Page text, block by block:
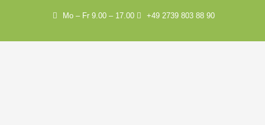
Mo – Fr 9.00 – 17.00 +49 2739 803 88 90